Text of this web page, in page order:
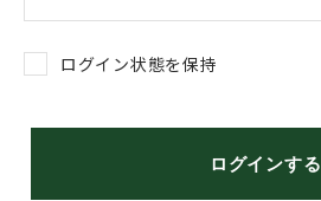
ログイン状態を保持
ログインする